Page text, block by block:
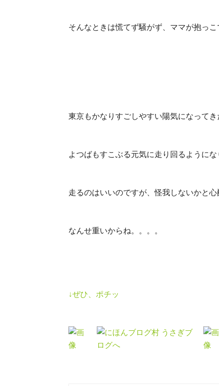
そんなときは慌てず騒がず、ママが抱っ
東京もかなりすごしやすい陽気になってき
よつばもすこぶる元気に走り回るように
走るのはいいのですが、怪我しないかと
なんせ重いからね。。。。
↓ぜひ、ポチッ